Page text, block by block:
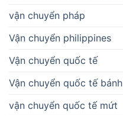
vận chuyển pháp
Vận chuyển philippines
Vận chuyển quốc tế
Vận chuyển quốc tế bánh
vận chuyển quốc tế mứt